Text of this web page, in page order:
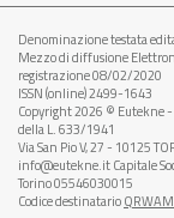
Denominazione testata
Mezzo di diffusione
registrazione 08/02/2020
ISSN (online) 2499-1643
Copyright 2026 © Eutekne
della L. 633/1941
Via San Pio V, 27 - 10125
info@eutekne.it Capitale
Torino 05546030015
Codice destinatario